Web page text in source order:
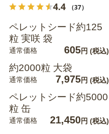
4.4 （37）
ペレットシード約125
粒 実咲 袋
通常価格 605円 (税込)
約2000粒 大袋
通常価格 7,975円 (税込)
ペレットシード約5000
粒 缶
通常価格 21,450円 (税込)